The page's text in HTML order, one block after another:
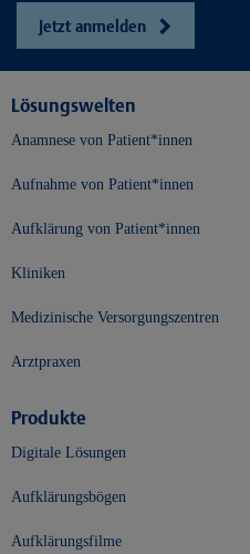
Jetzt anmelden
Lösungswelten
Anamnese von Patient*innen
Aufnahme von Patient*innen
Aufklärung von Patient*innen
Kliniken
Medizinische Versorgungszentren
Arztpraxen
Produkte
Digitale Lösungen
Aufklärungsbögen
Aufklärungsfilme